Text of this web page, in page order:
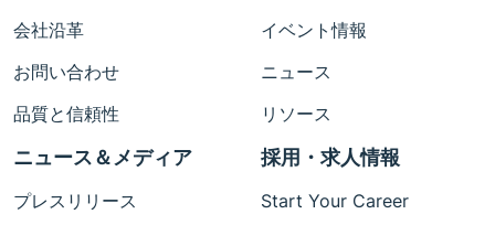
会社沿革
お問い合わせ
品質と信頼性
イベント情報
ニュース
リソース
ニュース＆メディア
プレスリリース
採用・求人情報
Start Your Career